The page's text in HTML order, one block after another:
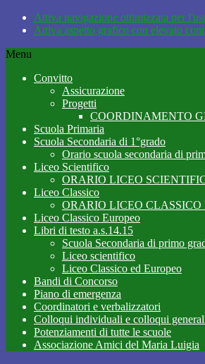
Attiva navigazione ottimizzata per
Attiva aspetto grafico con elevato
Menu
Convitto
Assicurazione
Progetti
COORDINAMENTO
Scuola Primaria
Scuola Secondaria di 1°grado
Orario scuola secondaria di
Liceo Scientifico
ORARIO LICEO
Liceo Classico
ORARIO LICEO CLASSICO
Liceo Classico Europeo
Libri di testo a.s.14.15
Scuola Secondaria di primo
Liceo scientifico
Liceo Classico ed Europeo
Bandi di Concorso
Piano di emergenza
Coordinatori e verbalizzatori
Colloqui individuali e colloqui
Potenziamenti di tutte le scuole
Associazione Amici del Maria Luigia